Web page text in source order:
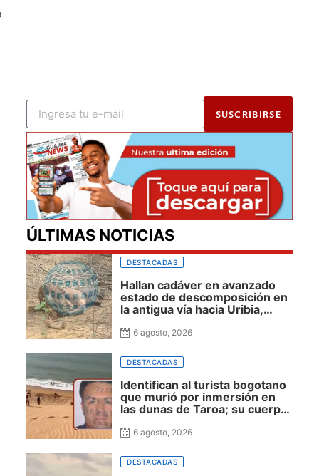
SUSCRIBIRSE
ÚLTIMAS NOTICIAS
DESTACADAS
Hallan cadáver en avanzado
estado de descomposición en
la antigua vía hacia Uribia,
6 agosto, 2026
DESTACADAS
Identifican al turista bogotano
que murió por inmersión en
las dunas de Taroa; su cuerpo
espera de ser trasladado
6 agosto, 2026
DESTACADAS